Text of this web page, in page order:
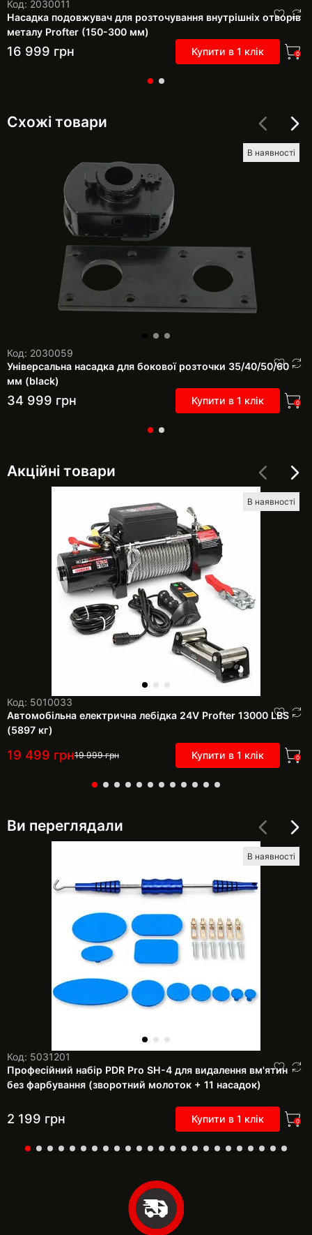
Код: 2030011
Насадка подовжувач для розточування внутрішніх отворів
металу Profter (150-300 мм)
16 999 грн Купити в 1 клік 0
Схожі товари
В наявності
Код: 2030059
Універсальна насадка для бокової розточки 35/40/50/60
мм (black)
34 999 грн Купити в 1 клік 0
Акційні товари
В наявності
Код: 5010033
Автомобільна електрична лебідка 24V Profter 13000 LBS
(5897 кг)
19 499 грн19 999грн Купити в 1 клік 0
Ви переглядали
В наявності
Код: 5031201
Професійний набір PDR Pro SH-4 для видалення вм'ятин
без фарбування (зворотний молоток + 11 насадок)
2 199 грн Купити в 1 клік 0